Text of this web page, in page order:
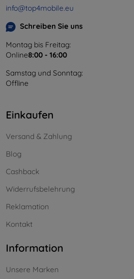
info@top4mobile.eu
Schreiben Sie uns
Montag bis Freitag:
Online8:00 - 16:00
Samstag und Sonntag:
Offline
Einkaufen
Versand & Zahlung
Blog
Cashback
Widerrufsbelehrung
Reklamation
Kontakt
Information
Unsere Marken